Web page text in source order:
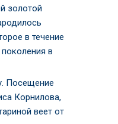
золотой
в течение
в
Посещение
Корнилова,
веет от